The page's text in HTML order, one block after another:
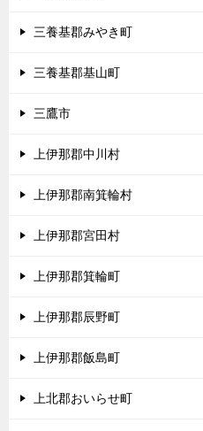
三養基郡みやき町
三養基郡基山町
三鷹市
上伊那郡中川村
上伊那郡南箕輪村
上伊那郡宮田村
上伊那郡箕輪町
上伊那郡辰野町
上伊那郡飯島町
上北郡おいらせ町